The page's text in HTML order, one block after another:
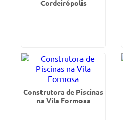
Cordeirópolis
Construtora de Piscinas
na Vila Formosa